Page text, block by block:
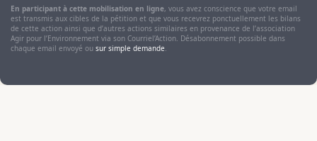
En participant à cette mobilisation en ligne, vous avez conscience que votre email
est transmis aux cibles de la pétition et que vous recevrez ponctuellement les bilans
de cette action ainsi que d’autres actions similaires en provenance de l’association
Agir pour l’Environnement via son Courriel’Action. Désabonnement possible dans
chaque email envoyé ou sur simple demande.